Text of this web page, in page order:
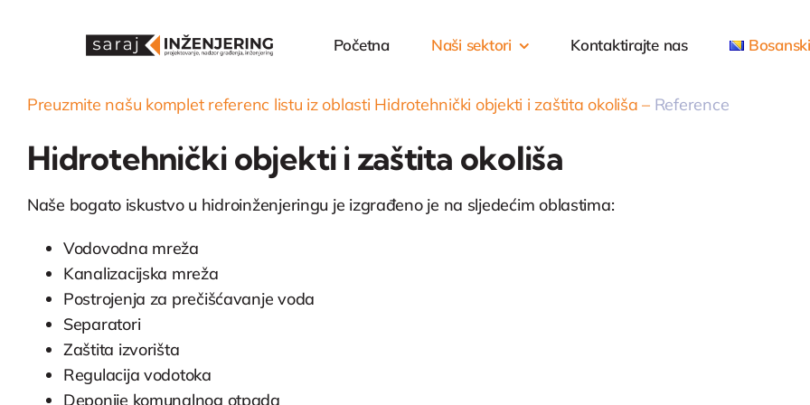
Početna Naši sektori Kontaktirajte nas Bosanski
Preuzmite našu komplet referenc listu iz oblasti Hidrotehnički objekti i zaštita okoliša – Reference
Hidrotehnički objekti i zaštita okoliša
Naše bogato iskustvo u hidroinženjeringu je izgrađeno je na sljedećim oblastima:
Vodovodna mreža
Kanalizacijska mreža
Postrojenja za prečišćavanje voda
Separatori
Zaštita izvorišta
Regulacija vodotoka
Deponije komunalnog otpada